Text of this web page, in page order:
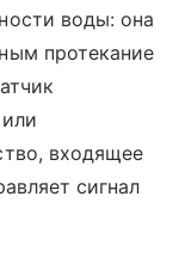
воды: она
протекание
входящее
сигнал